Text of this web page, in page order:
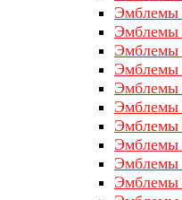
Эмблемы
Эмблемы
Эмблемы
Эмблемы
Эмблемы
Эмблемы
Эмблемы
Эмблемы